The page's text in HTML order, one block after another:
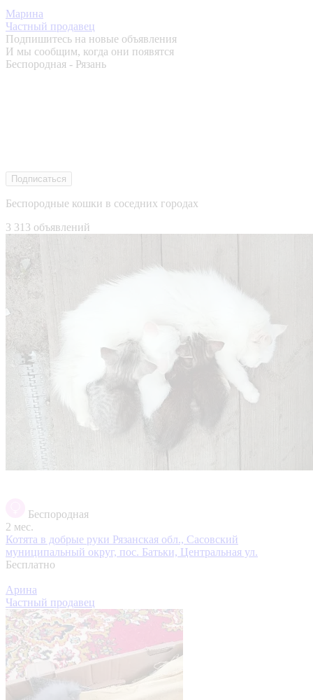
Марина
Частный продавец
Подпишитесь на новые объявления
И мы сообщим, когда они появятся
Беспородная - Рязань
Подписаться
Беспородные кошки в соседних городах
3 313 объявлений
Беспородная
2 мес.
Котята в добрые руки Рязанская обл., Сасовский
муниципальный округ, пос. Батьки, Центральная ул.
Бесплатно
Арина
Частный продавец